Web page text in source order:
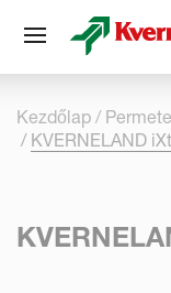
Kezdőlap
KVERNELAND
Süti preferenciák